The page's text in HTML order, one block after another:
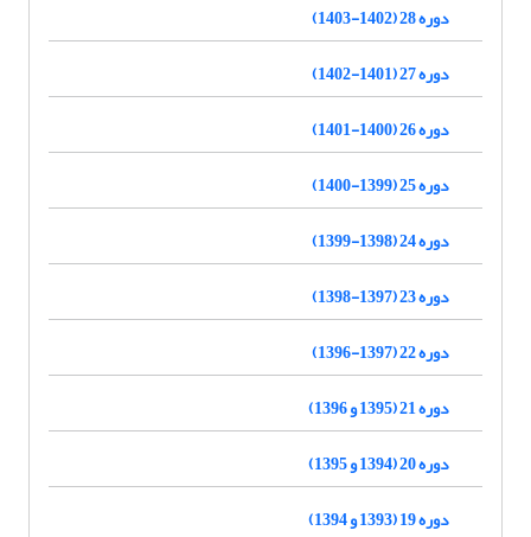
دوره 28 (1402-1403)
دوره 27 (1401-1402)
دوره 26 (1400-1401)
دوره 25 (1399-1400)
دوره 24 (1398-1399)
دوره 23 (1397-1398)
دوره 22 (1397-1396)
دوره 21 (1395 و 1396)
دوره 20 (1394 و 1395)
دوره 19 (1393 و 1394)